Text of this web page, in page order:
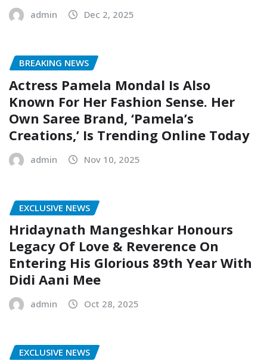
admin Dec 2, 2025
BREAKING NEWS
Actress Pamela Mondal Is Also
Known For Her Fashion Sense. Her
Own Saree Brand, ‘Pamela’s
Creations,’ Is Trending Online Today
admin Nov 10, 2025
EXCLUSIVE NEWS
Hridaynath Mangeshkar Honours
Legacy Of Love & Reverence On
Entering His Glorious 89th Year With
Didi Aani Mee
admin Oct 28, 2025
EXCLUSIVE NEWS